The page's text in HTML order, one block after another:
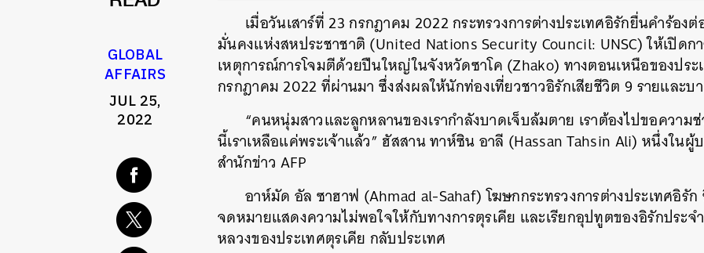
READ
GLOBAL
AFFAIRS
JUL 25,
2022
เมื่อวันเสาร์ที่ 23 กรกฎาคม 2022 กระทรวงการต่างประเทศอิรักยื่นคำร้อ
มั่นคงแห่งสหประชาชาติ (United Nations Security Council: UNSC) ให้เปิดก
เหตุการณ์การโจมตีด้วยปืนใหญ่ในจังหวัดซาโค (Zhako) ทางตอนเหนือของปร
กรกฎาคม 2022 ที่ผ่านมา ซึ่งส่งผลให้นักท่องเที่ยวชาวอิรักเสียชีวิต 9 รายและบ
“คนหนุ่มสาวและลูกหลานของเรากำลังบาดเจ็บล้มตาย เราต้องไปขอความ
นี้เราเหลือแค่พระเจ้าแล้ว” ฮัสสาน ทาห์ซิน อาลี (Hassan Tahsin Ali) หนึ่งใน
สำนักข่าว AFP
อาห์มัด อัล ซาฮาฟ (Ahmad al-Sahaf) โฆษกกระทรวงการต่างประเทศอิรัก
จดหมายแสดงความไม่พอใจให้กับทางการตุรเคีย และเรียกอุปทูตของอิรักประจำ
หลวงของประเทศตุรเคีย กลับประเทศ